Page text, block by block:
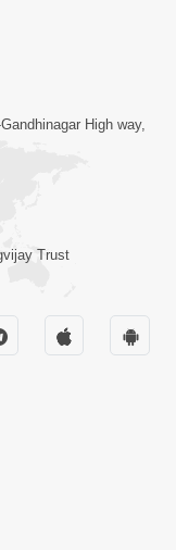
17:00
Gyan
High way,
Trust